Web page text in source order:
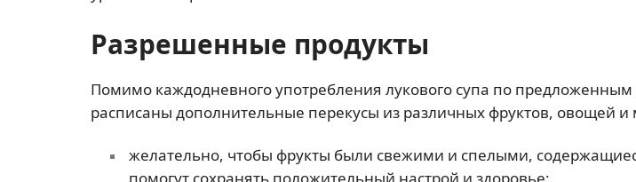
Разрешенные продукты
Помимо каждодневного употребления лукового супа по
расписаны дополнительные перекусы из различных фруктов, овощей и
желательно, чтобы фрукты были свежими и спелыми,
помогут сохранять положительный настрой и здоровье;